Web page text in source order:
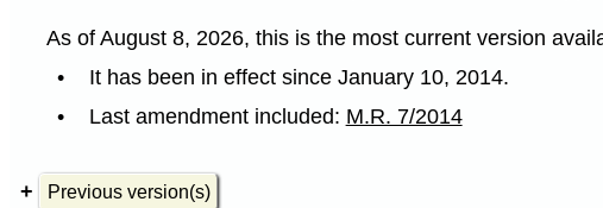
As of August 8, 2026, this is the most current version
It has been in effect since January 10, 2014.
Last amendment included: M.R. 7/2014
Previous version(s)